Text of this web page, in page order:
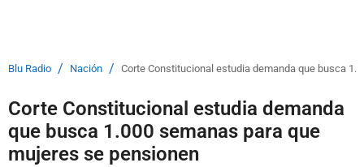
Blu Radio / Nación / Corte Constitucional estudia demanda que busca
Corte Constitucional estudia demanda
que busca 1.000 semanas para que
mujeres se pensionen